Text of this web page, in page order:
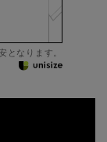
なります。